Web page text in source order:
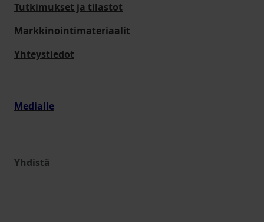
Tutkimukset ja tilastot
Markkinointimateriaalit
Yhteystiedot
Medialle
Yhdistä